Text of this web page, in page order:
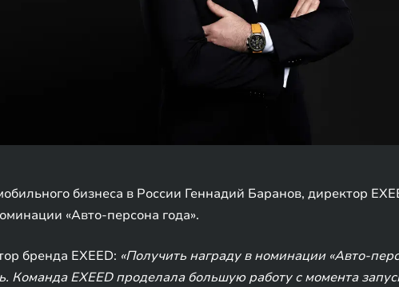
бизнеса в России Геннадий Баранов, директор
«Авто-персона года».
бренда EXEED: «Получить награду в номинации «Авто-
Команда EXEED проделала большую работу с момента